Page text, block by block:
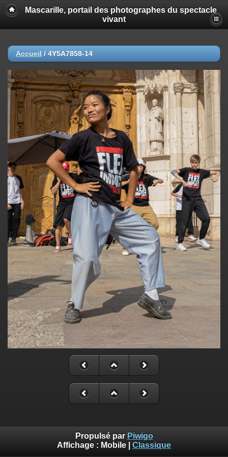
Mascarille, portail des photographes du spectacle
vivant
Accueil / 4Y5A7858-14
Propulsé par Piwigo
Affichage : Mobile Classique